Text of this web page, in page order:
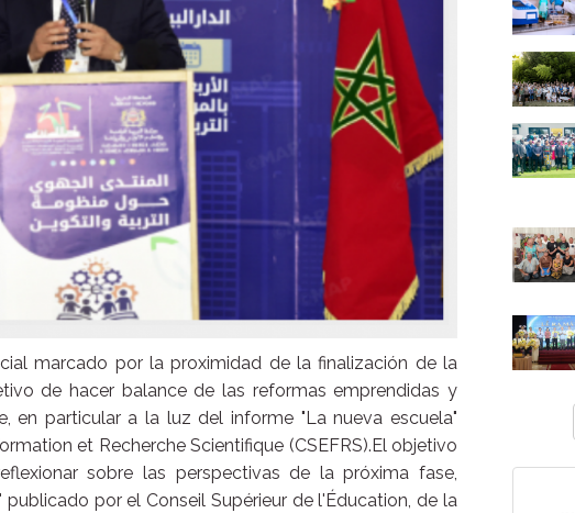
marcado por la proximidad de la finalización de la
de hacer balance de las reformas emprendidas y
en particular a la luz del informe "La nueva escuela"
et Recherche Scientifique (CSEFRS).El objetivo
sobre las perspectivas de la próxima fase,
por el Conseil Supérieur de l'Éducation, de la